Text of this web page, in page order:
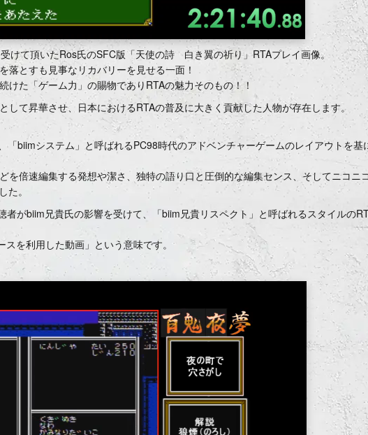
けて頂いたRos氏のSFC版「天使の詩 白き翼の祈り」RTAプレイ画像。
とすも見事なリカバリーを見せる一面！
た「ゲーム力」の賜物でありRTAの魅力そのもの！！
て昇華させ、日本におけるRTAの普及に大きく貢献した人物が存在します。
biimシステム」と呼ばれるPC98時代のアドベンチャーゲームのレイアウトを基
を倍速編集する発想や潔さ、独特の語り口と圧倒的な編集センス、そしてニコニ
。
がbiim兄貴氏の影響を受けて、「biim兄貴リスペクト」と呼ばれるスタイルの
を利用した動画」という意味です。